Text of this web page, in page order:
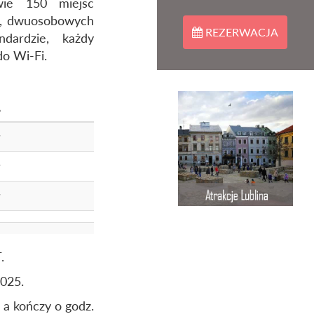
dwuosobowych
każdy
Wi-Fi.
kończy o godz.
REZERWACJA